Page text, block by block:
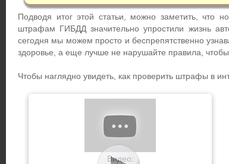
Подводя итог этой статьи, можно заметить, что
штрафам ГИБДД значительно упростили жизнь
сегодня мы можем просто и беспрепятственно
здоровье, а еще лучше не нарушайте правила,
Чтобы наглядно увидеть, как проверить штрафы в
Видео: